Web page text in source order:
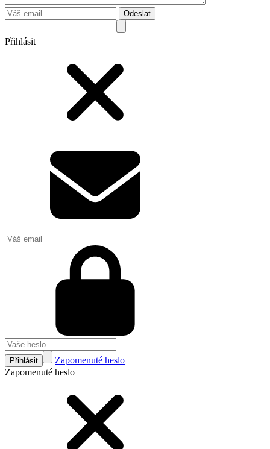
Odeslat
Přihlásit
Přihlásit
Zapomenuté heslo
Zapomenuté heslo